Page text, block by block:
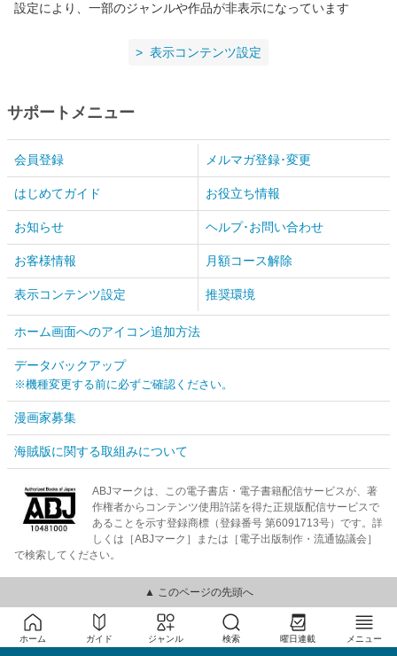
設定により、一部のジャンルや作品が非表示になっています
表示コンテンツ設定
サポートメニュー
会員登録 メルマガ登録･変更
はじめてガイド お役立ち情報
お知らせ ヘルプ･お問い合わせ
お客様情報 月額コース解除
表示コンテンツ設定 推奨環境
ホーム画面へのアイコン追加方法
データバックアップ
※機種変更する前に必ずご確認ください。
漫画家募集
海賊版に関する取組みについて
ABJマークは、この電子書店・電子書籍配信サービスが、著
作権者からコンテンツ使用許諾を得た正規版配信サービスで
あることを示す登録商標（登録番号 第6091713号）です。詳
しくは［ABJマーク］または［電子出版制作・流通協議会］
で検索してください。
▲ このページの先頭へ
ホーム ガイド ジャンル 検索 曜日連載 メニュー